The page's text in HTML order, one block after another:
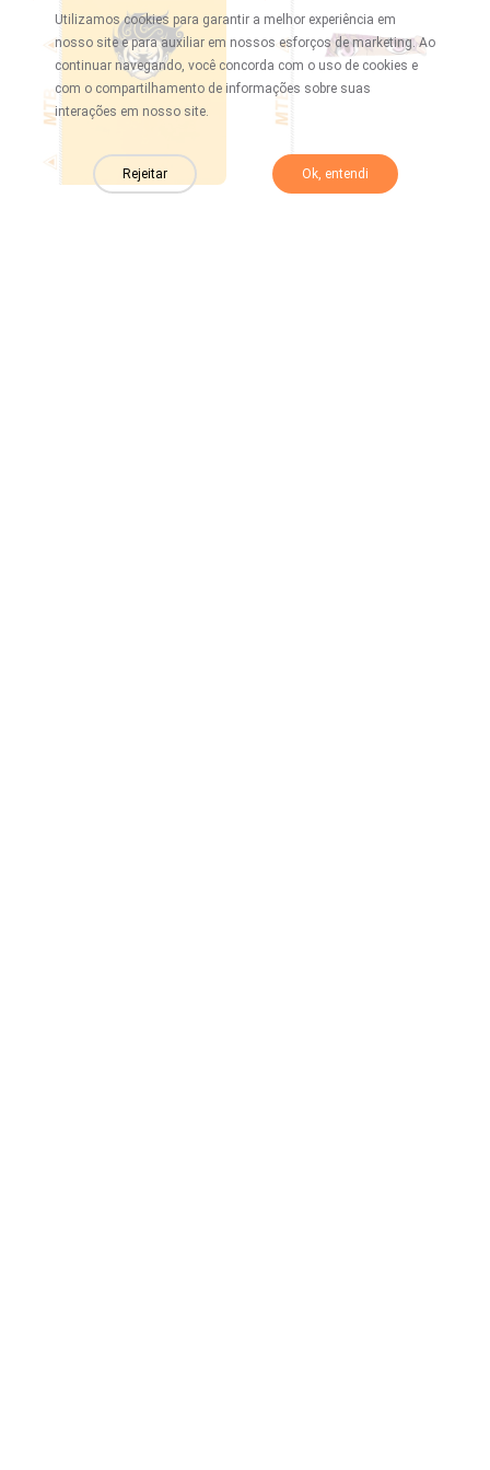
Utilizamos cookies para garantir a melhor experiência em
nosso site e para auxiliar em nossos esforços de marketing. Ao
continuar navegando, você concorda com o uso de cookies e
com o compartilhamento de informações sobre suas
interações em nosso site.
Rejeitar Ok, entendi